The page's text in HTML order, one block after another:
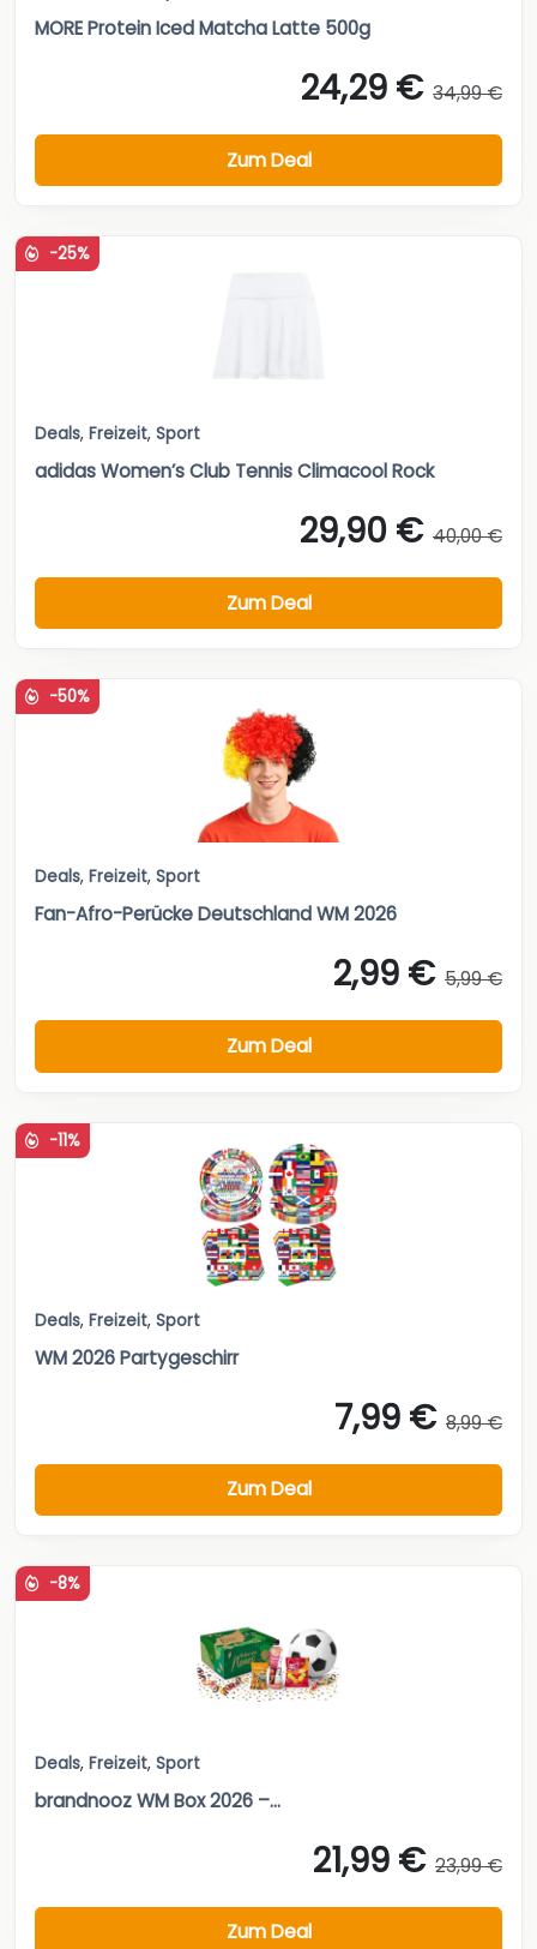
MORE Protein Iced Matcha Latte 500g
24,29 € 34,99 €
Zum Deal
-25%
Deals, Freizeit, Sport
adidas Women’s Club Tennis Climacool Rock
29,90 € 40,00 €
Zum Deal
-50%
Deals, Freizeit, Sport
Fan-Afro-Perücke Deutschland WM 2026
2,99 € 5,99 €
Zum Deal
-11%
Deals, Freizeit, Sport
WM 2026 Partygeschirr
7,99 € 8,99 €
Zum Deal
-8%
Deals, Freizeit, Sport
brandnooz WM Box 2026 –...
21,99 € 23,99 €
Zum Deal